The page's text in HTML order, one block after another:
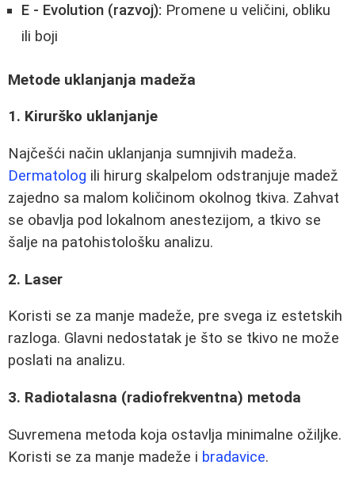
E - Evolution (razvoj): Promene u veličini, obliku
ili boji
Metode uklanjanja madeža
1. Kirurško uklanjanje
Najčešći način uklanjanja sumnjivih madeža.
Dermatolog ili hirurg skalpelom odstranjuje madež
zajedno sa malom količinom okolnog tkiva. Zahvat
se obavlja pod lokalnom anestezijom, a tkivo se
šalje na patohistološku analizu.
2. Laser
Koristi se za manje madeže, pre svega iz estetskih
razloga. Glavni nedostatak je što se tkivo ne može
poslati na analizu.
3. Radiotalasna (radiofrekventna) metoda
Suvremena metoda koja ostavlja minimalne ožiljke.
Koristi se za manje madeže i bradavice.